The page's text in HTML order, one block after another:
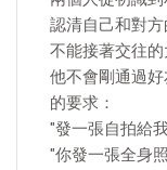
認清自己和對
不能接著交往的
他不會剛通過
的要求：
"發一張自拍給
"你發一張全身